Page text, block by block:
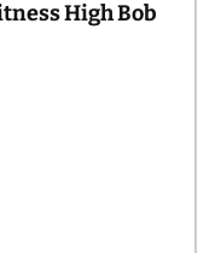
High Bob